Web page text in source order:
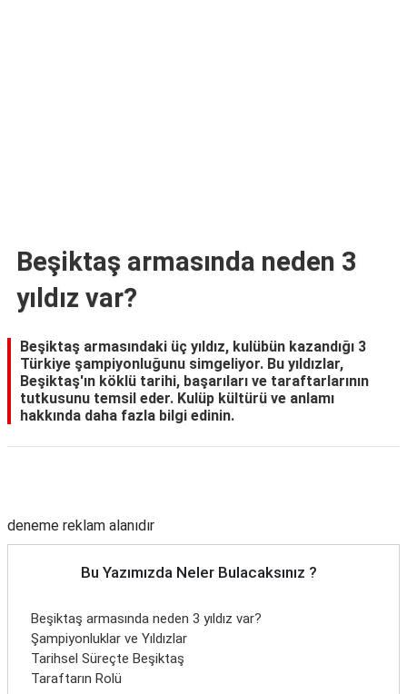
Beşiktaş armasında neden 3
yıldız var?
Beşiktaş armasındaki üç yıldız, kulübün kazandığı 3
Türkiye şampiyonluğunu simgeliyor. Bu yıldızlar,
Beşiktaş'ın köklü tarihi, başarıları ve taraftarlarının
tutkusunu temsil eder. Kulüp kültürü ve anlamı
hakkında daha fazla bilgi edinin.
deneme reklam alanıdır
Bu Yazımızda Neler Bulacaksınız ?
Beşiktaş armasında neden 3 yıldız var?
Şampiyonluklar ve Yıldızlar
Tarihsel Süreçte Beşiktaş
Taraftarın Rolü